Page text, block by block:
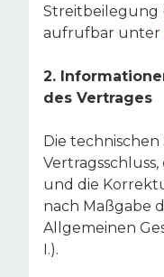
Streitbeilegung
aufrufbar unter
2.
des Vertrages
Die
und die
nach Maßgabe
Allgemeinen
I.).